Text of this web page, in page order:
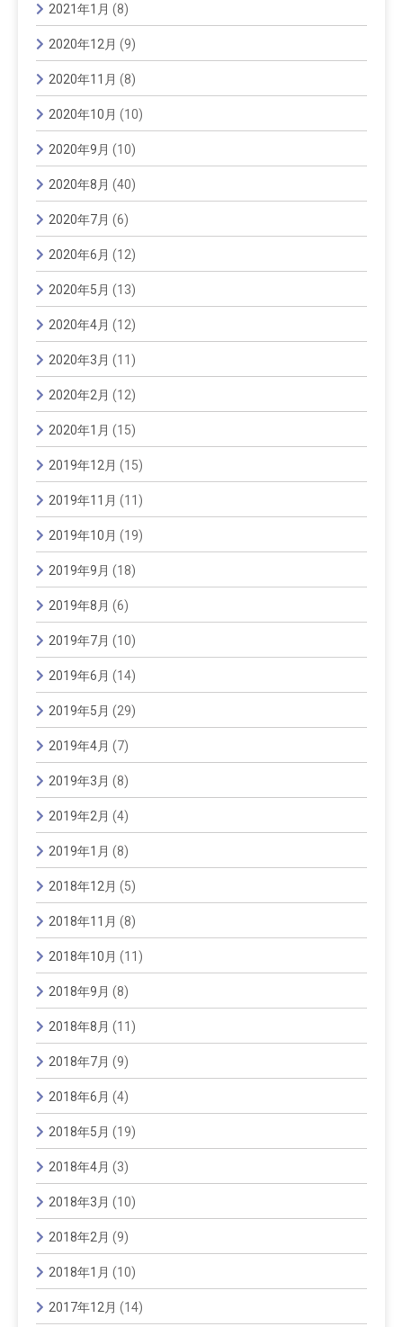
2021年1月 (8)
2020年12月 (9)
2020年11月 (8)
2020年10月 (10)
2020年9月 (10)
2020年8月 (40)
2020年7月 (6)
2020年6月 (12)
2020年5月 (13)
2020年4月 (12)
2020年3月 (11)
2020年2月 (12)
2020年1月 (15)
2019年12月 (15)
2019年11月 (11)
2019年10月 (19)
2019年9月 (18)
2019年8月 (6)
2019年7月 (10)
2019年6月 (14)
2019年5月 (29)
2019年4月 (7)
2019年3月 (8)
2019年2月 (4)
2019年1月 (8)
2018年12月 (5)
2018年11月 (8)
2018年10月 (11)
2018年9月 (8)
2018年8月 (11)
2018年7月 (9)
2018年6月 (4)
2018年5月 (19)
2018年4月 (3)
2018年3月 (10)
2018年2月 (9)
2018年1月 (10)
2017年12月 (14)